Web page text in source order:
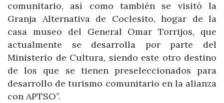
comunitario, así como también se visitó la
Granja Alternativa de Coclesito, hogar de la
casa museo del General Omar Torrijos, que
actualmente se desarrolla por parte del
Ministerio de Cultura, siendo este otro destino
de los que se tienen preseleccionados para
desarrollo de turismo comunitario en la alianza
con APTSO”.